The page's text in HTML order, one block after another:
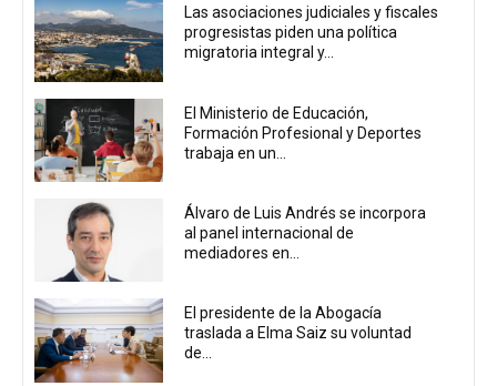
Las asociaciones judiciales y fiscales
progresistas piden una política
migratoria integral y...
El Ministerio de Educación,
Formación Profesional y Deportes
trabaja en un...
Álvaro de Luis Andrés se incorpora
al panel internacional de
mediadores en...
El presidente de la Abogacía
traslada a Elma Saiz su voluntad
de...